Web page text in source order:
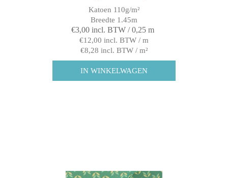
Katoen 110g/m²
Breedte 1.45m
€3,00 incl. BTW / 0,25 m
€12,00 incl. BTW / m
€8,28 incl. BTW / m²